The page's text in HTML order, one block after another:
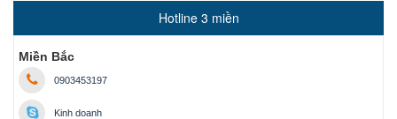
Hotline 3 miền
Miền Bắc
0903453197
Kinh doanh